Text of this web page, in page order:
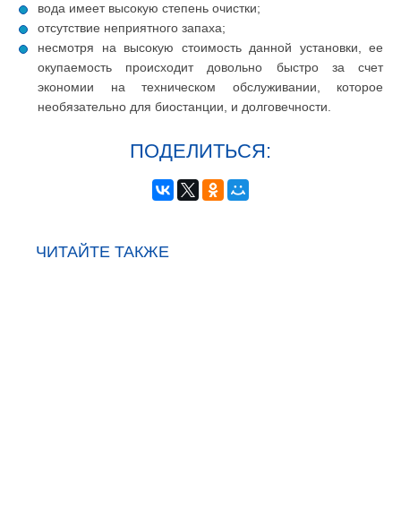
вода имеет высокую степень очистки;
отсутствие неприятного запаха;
несмотря на высокую стоимость данной установки, ее
окупаемость происходит довольно быстро за счет
экономии на техническом обслуживании, которое
необязательно для биостанции, и долговечности.
ПОДЕЛИТЬСЯ:
ЧИТАЙТЕ ТАКЖЕ